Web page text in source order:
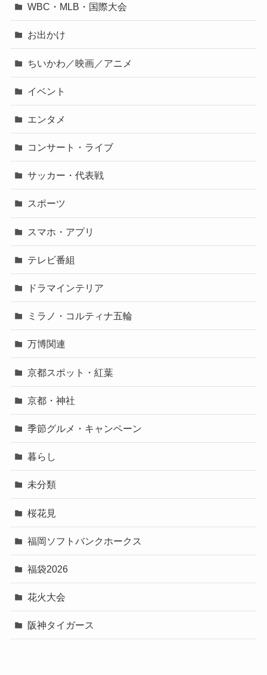
WBC・MLB・国際大会
お出かけ
ちいかわ／映画／アニメ
イベント
エンタメ
コンサート・ライブ
サッカー・代表戦
スポーツ
スマホ・アプリ
テレビ番組
ドラマインテリア
ミラノ・コルティナ五輪
万博関連
京都スポット・紅葉
京都・神社
季節グルメ・キャンペーン
暮らし
未分類
桜花見
福岡ソフトバンクホークス
福袋2026
花火大会
阪神タイガース